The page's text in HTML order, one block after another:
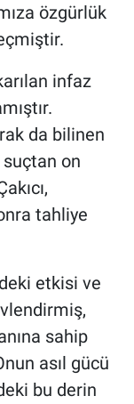
özgürlük
infaz
da bilinen
on
tahliye
etkisi ve
sahip
asıl gücü
bu derin